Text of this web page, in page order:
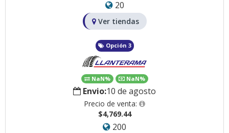
20
Ver tiendas
Opción 3
NaN% NaN%
Envio:10 de agosto
Precio de venta:
$4,769.44
200